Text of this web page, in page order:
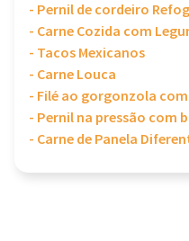
- Pernil de cordeiro
- Carne Cozida com
- Tacos Mexicanos
- Carne Louca
- Filé ao gorgonzola
- Pernil na pressão com
- Carne de Panela